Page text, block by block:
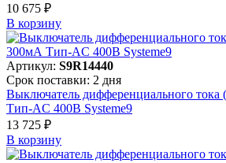
10 675 ₽
В корзинy
Артикул: S9R14440
Срок поставки: 2 дня
Выключатель дифференциального
Тип-AC 400В Systeme9
13 725 ₽
В корзинy